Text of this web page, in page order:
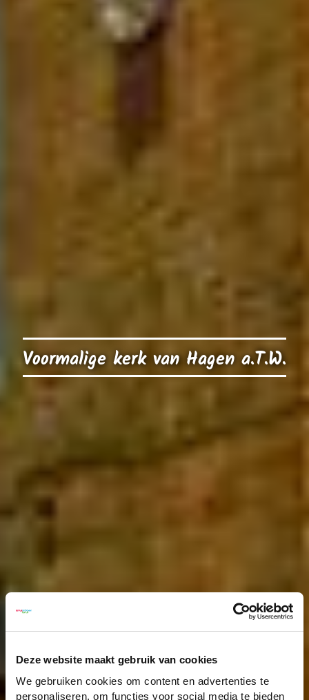
Deze website maakt gebruik van cookies
We gebruiken cookies om content en advertenties te
personaliseren, om functies voor social media te bieden
Voormalige kerk van Hagen a.T.W.